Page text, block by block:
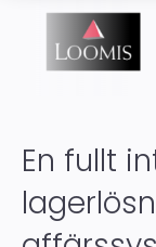
En fullt